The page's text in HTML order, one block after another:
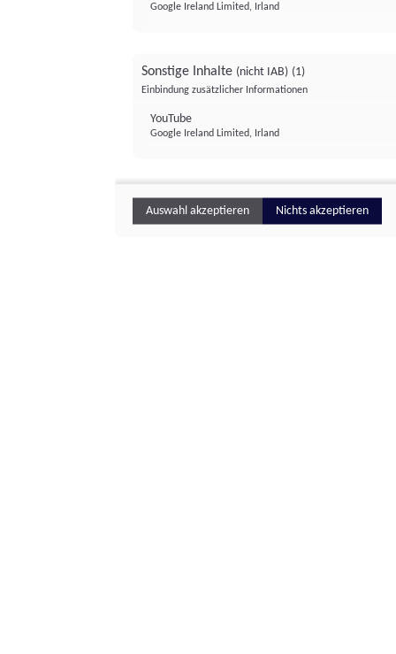
Google Ireland Limited, Irland
Sonstige Inhalte (nicht IAB) (1)
Einbindung zusätzlicher Informationen
YouTube
Google Ireland Limited, Irland
Auswahl akzeptieren Nichts akzeptieren